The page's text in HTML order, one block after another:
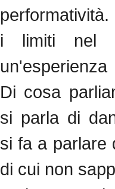
i limiti nel
Di cosa
si parla di
si fa a parlare
di cui non